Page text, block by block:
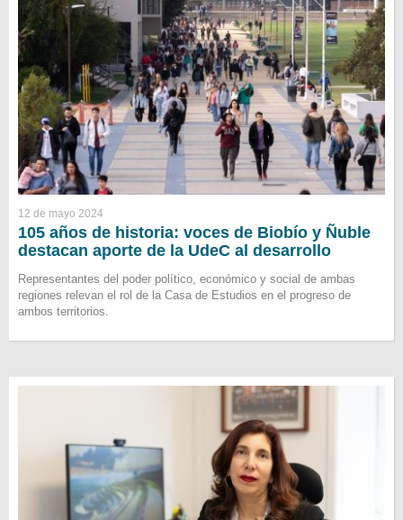
12 de mayo 2024
105 años de historia: voces de Biobío y Ñuble
destacan aporte de la UdeC al desarrollo
Representantes del poder político, económico y social de ambas
regiones relevan el rol de la Casa de Estudios en el progreso de
ambos territorios.